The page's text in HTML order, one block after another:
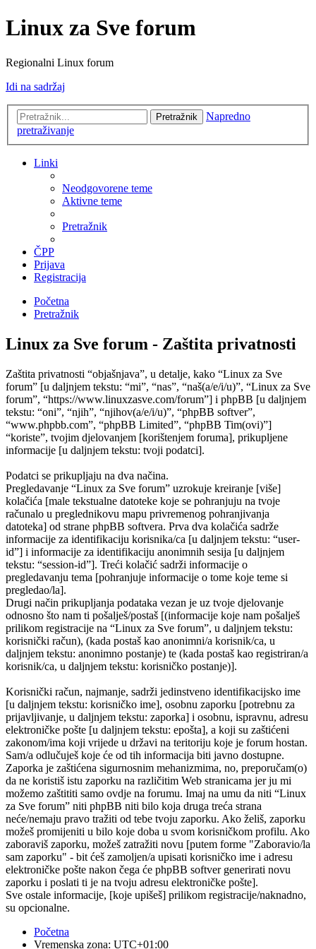
Linux za Sve forum
Regionalni Linux forum
Idi na sadržaj
Pretražnik
Napredno
pretraživanje
Linki
Neodgovorene teme
Aktivne teme
Pretražnik
ČPP
Prijava
Registracija
Početna
Pretražnik
Linux za Sve forum - Zaštita privatnosti
Zaštita privatnosti “objašnjava”, u detalje, kako “Linux za Sve
forum” [u daljnjem tekstu: “mi”, “nas”, “naš(a/e/i/u)”, “Linux za Sve
forum”, “https://www.linuxzasve.com/forum”] i phpBB [u daljnjem
tekstu: “oni”, “njih”, “njihov(a/e/i/u)”, “phpBB softver”,
“www.phpbb.com”, “phpBB Limited”, “phpBB Tim(ovi)”]
“koriste”, tvojim djelovanjem [korištenjem foruma], prikupljene
informacije [u daljnjem tekstu: tvoji podatci].
Podatci se prikupljaju na dva načina.
Pregledavanje “Linux za Sve forum” uzrokuje kreiranje [više]
kolačića [male tekstualne datoteke koje se pohranjuju na tvoje
računalo u preglednikovu mapu privremenog pohranjivanja
datoteka] od strane phpBB softvera. Prva dva kolačića sadrže
informacije za identifikaciju korisnika/ca [u daljnjem tekstu: “user-
id”] i informacije za identifikaciju anonimnih sesija [u daljnjem
tekstu: “session-id”]. Treći kolačić sadrži informacije o
pregledavanju tema [pohranjuje informacije o tome koje teme si
pregledao/la].
Drugi način prikupljanja podataka vezan je uz tvoje djelovanje
odnosno što nam ti pošalješ/postaš [(informacije koje nam pošalješ
prilikom registracije na “Linux za Sve forum”, u daljnjem tekstu:
korisnički račun), (kada postaš kao anonimni/a korisnik/ca, u
daljnjem tekstu: anonimno postanje) te (kada postaš kao registriran/a
korisnik/ca, u daljnjem tekstu: korisničko postanje)].
Korisnički račun, najmanje, sadrži jedinstveno identifikacijsko ime
[u daljnjem tekstu: korisničko ime], osobnu zaporku [potrebnu za
prijavljivanje, u daljnjem tekstu: zaporka] i osobnu, ispravnu, adresu
elektroničke pošte [u daljnjem tekstu: epošta], a koji su zaštićeni
zakonom/ima koji vrijede u državi na teritoriju koje je forum hostan.
Sam/a odlučuješ koje će od tih informacija biti javno dostupne.
Zaporka je zaštićena sigurnosnim mehanizmima, no, preporučam(o)
da ne koristiš istu zaporku na različitim Web stranicama jer ju mi
možemo zaštititi samo ovdje na forumu. Imaj na umu da niti “Linux
za Sve forum” niti phpBB niti bilo koja druga treća strana
neće/nemaju pravo tražiti od tebe tvoju zaporku. Ako želiš, zaporku
možeš promijeniti u bilo koje doba u svom korisničkom profilu. Ako
zaboraviš zaporku, možeš zatražiti novu [putem forme "Zaboravio/la
sam zaporku" - bit ćeš zamoljen/a upisati korisničko ime i adresu
elektroničke pošte nakon čega će phpBB softver generirati novu
zaporku i poslati ti je na tvoju adresu elektroničke pošte].
Sve ostale informacije, [koje upišeš] prilikom registracije/naknadno,
su opcionalne.
Početna
Vremenska zona: UTC+01:00